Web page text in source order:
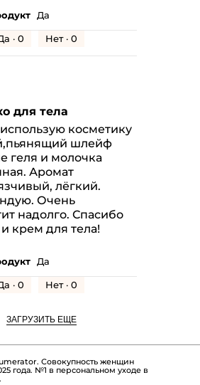
Да
· 0 Нет · 0
для тела
косметику
шлейф
геля и молочка
Аромат
лёгкий.
Очень
надолго. Спасибо
крем для тела!
Да
· 0 Нет · 0
ЗАГРУЗИТЬ ЕЩЕ
Совокупность женщин
года. №1 в персональном уходе в